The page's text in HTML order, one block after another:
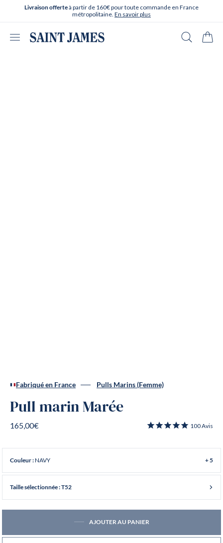
Aller directement au contenu
Livraison offerteà partir de 160€ pour toute commande en France
métropolitaine. En savoir plus
Ouvrir le menu
Fabriqué en France Pulls Marins (Femme)
Pull marin Marée
165,00€ 100Avis
Couleur :NAVY + 5
Taille sélectionnée : T52
AJOUTER AU PANIER